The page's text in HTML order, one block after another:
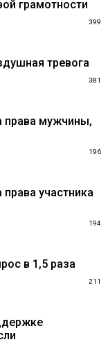
грамотности
399
тревога
381
права мужчины,
196
участника
194
в 1,5 раза
211